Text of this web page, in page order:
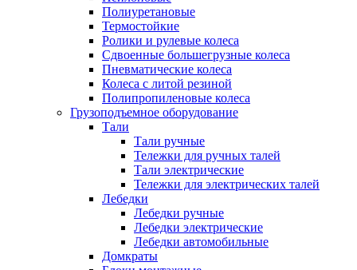
Полиуретановые
Термостойкие
Ролики и рулевые колеса
Сдвоенные большегрузные колеса
Пневматические колеса
Колеса с литой резиной
Полипропиленовые колеса
Грузоподъемное оборудование
Тали
Тали ручные
Тележки для ручных талей
Тали электрические
Тележки для электрических талей
Лебедки
Лебедки ручные
Лебедки электрические
Лебедки автомобильные
Домкраты